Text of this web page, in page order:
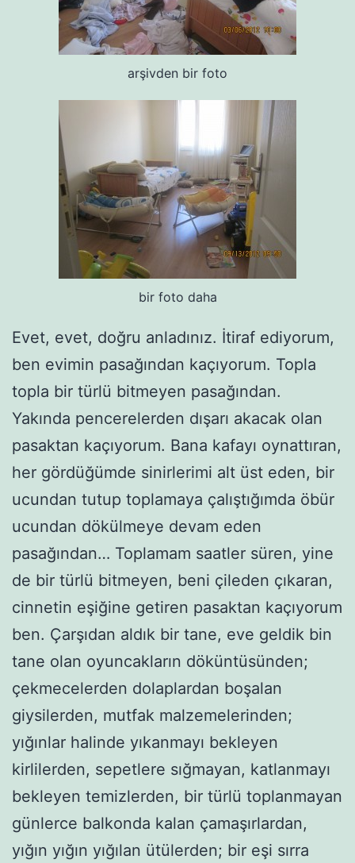
arşivden bir foto
bir foto daha
Evet, evet, doğru anladınız. İtiraf ediyorum,
ben evimin pasağından kaçıyorum. Topla
topla bir türlü bitmeyen pasağından.
Yakında pencerelerden dışarı akacak olan
pasaktan kaçıyorum. Bana kafayı oynattıran,
her gördüğümde sinirlerimi alt üst eden, bir
ucundan tutup toplamaya çalıştığımda öbür
ucundan dökülmeye devam eden
pasağından… Toplamam saatler süren, yine
de bir türlü bitmeyen, beni çileden çıkaran,
cinnetin eşiğine getiren pasaktan kaçıyorum
ben. Çarşıdan aldık bir tane, eve geldik bin
tane olan oyuncakların döküntüsünden;
çekmecelerden dolaplardan boşalan
giysilerden, mutfak malzemelerinden;
yığınlar halinde yıkanmayı bekleyen
kirlilerden, sepetlere sığmayan, katlanmayı
bekleyen temizlerden, bir türlü toplanmayan
günlerce balkonda kalan çamaşırlardan,
yığın yığın yığılan ütülerden; bir eşi sırra